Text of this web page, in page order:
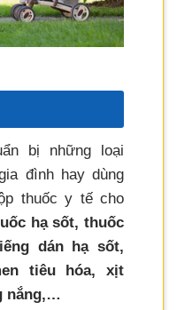
bị những loại
đình hay dùng
thuốc y tế cho
hạ sốt, thuốc
dán hạ sốt,
tiêu hóa, xịt
nắng,…